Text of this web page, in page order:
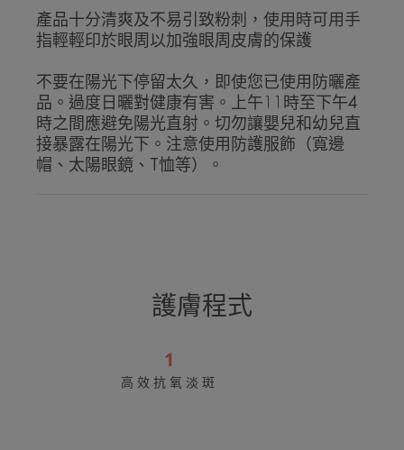
產品十分清爽及不易引致粉刺，使用時可用手
指輕輕印於眼周以加強眼周皮膚的保護
不要在陽光下停留太久，即使您已使用防曬產
品。過度日曬對健康有害。上午11時至下午4
時之間應避免陽光直射。切勿讓嬰兒和幼兒直
接暴露在陽光下。注意使用防護服飾（寬邊
帽、太陽眼鏡、T恤等）。
護膚程式
1
維
高效抗氧淡斑